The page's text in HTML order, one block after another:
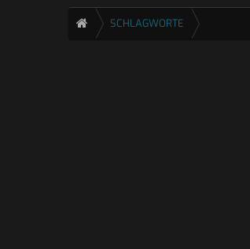
SCHLAGWORTE